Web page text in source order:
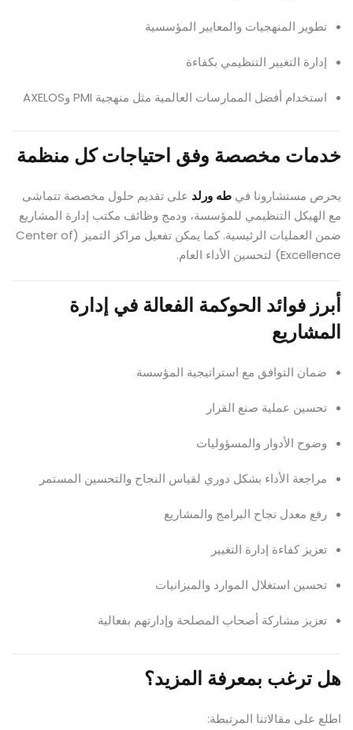
تطوير المنهجيات والمعايير المؤسسية
إدارة التغيير التنظيمي بكفاءة
استخدام أفضل الممارسات العالمية مثل منهجية PMI وAXELOS
خدمات مخصصة وفق احتياجات كل منظمة
يحرص مستشارونا في طه ورلد على تقديم حلول مخصصة تتماشى
مع الهيكل التنظيمي للمؤسسة، ودمج وظائف مكتب إدارة المشاريع
ضمن العمليات الرئيسية. كما يمكن تفعيل مراكز التميز (Center of
Excellence) لتحسين الأداء العام.
أبرز فوائد الحوكمة الفعالة في إدارة
المشاريع
ضمان التوافق مع استراتيجية المؤسسة
تحسين عملية صنع القرار
وضوح الأدوار والمسؤوليات
مراجعة الأداء بشكل دوري لقياس النجاح والتحسين المستمر
رفع معدل نجاح البرامج والمشاريع
تعزيز كفاءة إدارة التغيير
تحسين استغلال الموارد والميزانيات
تعزيز مشاركة أصحاب المصلحة وإدارتهم بفعالية
هل ترغب بمعرفة المزيد؟
اطلع على مقالاتنا المرتبطة: